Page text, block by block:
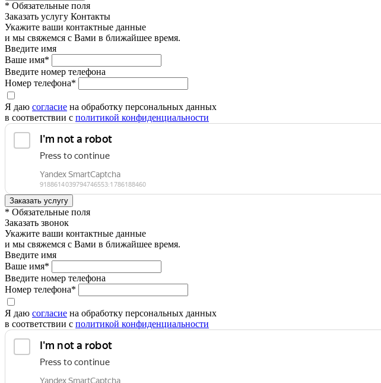
* Обязательные поля
Заказать услугу Контакты
Укажите ваши контактные данные
и мы свяжемся с Вами в ближайшее время.
Введите имя
Ваше имя*
Введите номер телефона
Номер телефона*
Я даю согласие на обработку персональных данных
в соответствии с политикой конфиденциальности
* Обязательные поля
Заказать звонок
Укажите ваши контактные данные
и мы свяжемся с Вами в ближайшее время.
Введите имя
Ваше имя*
Введите номер телефона
Номер телефона*
Я даю согласие на обработку персональных данных
в соответствии с политикой конфиденциальности